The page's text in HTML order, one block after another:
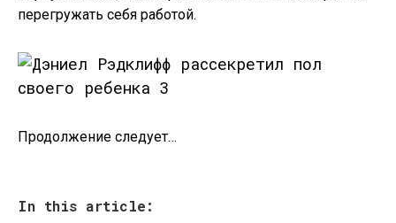
перегружать себя работой.
Продолжение следует…
In this article: